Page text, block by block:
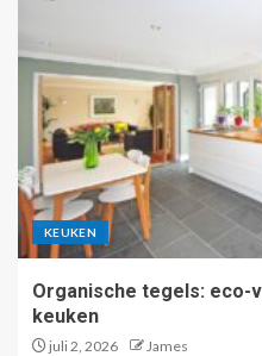
KEUKEN
Organische tegels: eco-
keuken
juli 2, 2026 James